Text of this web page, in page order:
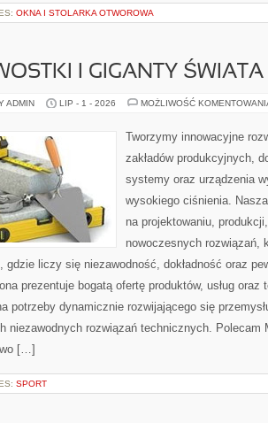
OKNA I STOLARKA OTWOROWA
I GIGANTY ŚWIATA
ADMIN LIP - 1 - 2026 MOŻLIWOŚĆ
Tworzymy innowacyjne
zakładów produkcyjnych,
systemy oraz urządzenia
wysokiego ciśnienia.
na projektowaniu,
nowoczesnych rozwiązań,
gdzie liczy się niezawodność, dokładność oraz
prezentuje bogatą ofertę produktów, usług oraz
potrzeby dynamicznie rozwijającego się
niezawodnych rozwiązań technicznych. Polecam
[…]
SPORT